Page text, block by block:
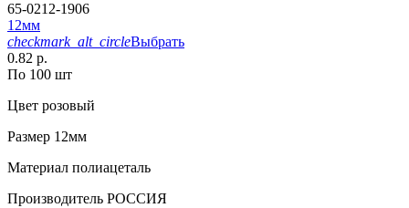
65-0212-1906
12мм
checkmark_alt_circleВыбрать
0.82 р.
По 100 шт
Цвет розовый
Размер 12мм
Материал полиацеталь
Производитель РОССИЯ